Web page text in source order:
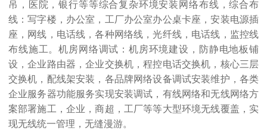
吊，医院，银行等等综合复杂环境安装网络布线，综合布
线：写字楼，办公室，工厂办公室办公桌卡座，安装电源插
座，网线，电话线，各种网络线，光纤线，电话线，监控线
布线施工。机房网络调试：机房环境建设，防静电地板铺
设，企业路由器，企业交换机，程控电话交换机，核心三层
交换机，配线架安装，各品牌网络设备调试安装维护，各类
企业服务器功能服务实现安装调试，有线网络和无线网络方
案部署施工，企业，商超，工厂等等大型环境无线覆盖，实
现无线统一管理，无缝漫游。